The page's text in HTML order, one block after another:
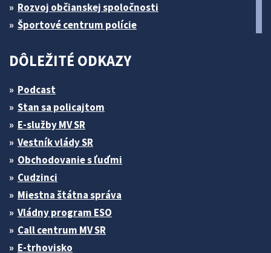
Rozvoj občianskej spoločnosti
Športové centrum polície
DÔLEŽITÉ ODKAZY
Podcast
Stan sa policajtom
E-služby MV SR
Vestník vlády SR
Obchodovanie s ľuďmi
Cudzinci
Miestna štátna správa
Vládny program ESO
Call centrum MV SR
E-trhovisko